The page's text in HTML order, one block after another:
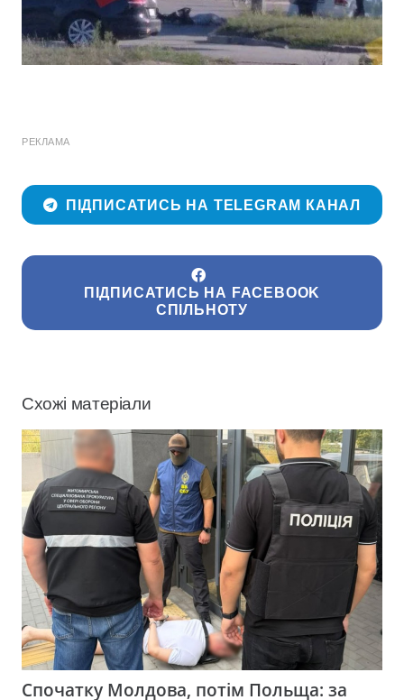
РЕКЛАМА
ПІДПИСАТИСЬ НА TELEGRAM КАНАЛ
ПІДПИСАТИСЬ НА FACEBOOK
СПІЛЬНОТУ
Схожі матеріали
Спочатку Молдова, потім Польща: за